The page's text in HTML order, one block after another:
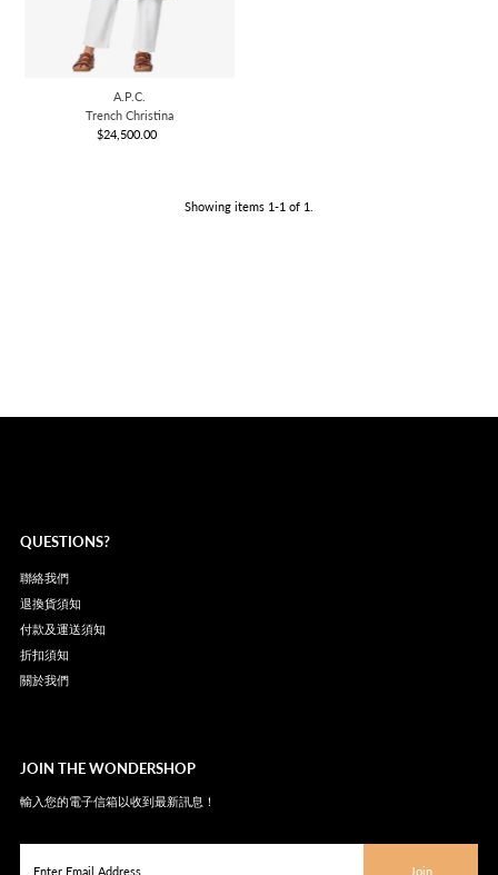
A.P.C.
Trench Christina
Regular
$24,500.00
Showing items 1-1 of 1.
QUESTIONS?
聯絡我們
退換貨須知
付款及運送須知
折扣須知
關於我們
JOIN THE WONDERSHOP
輸入您的電子信箱以收到最新訊息！